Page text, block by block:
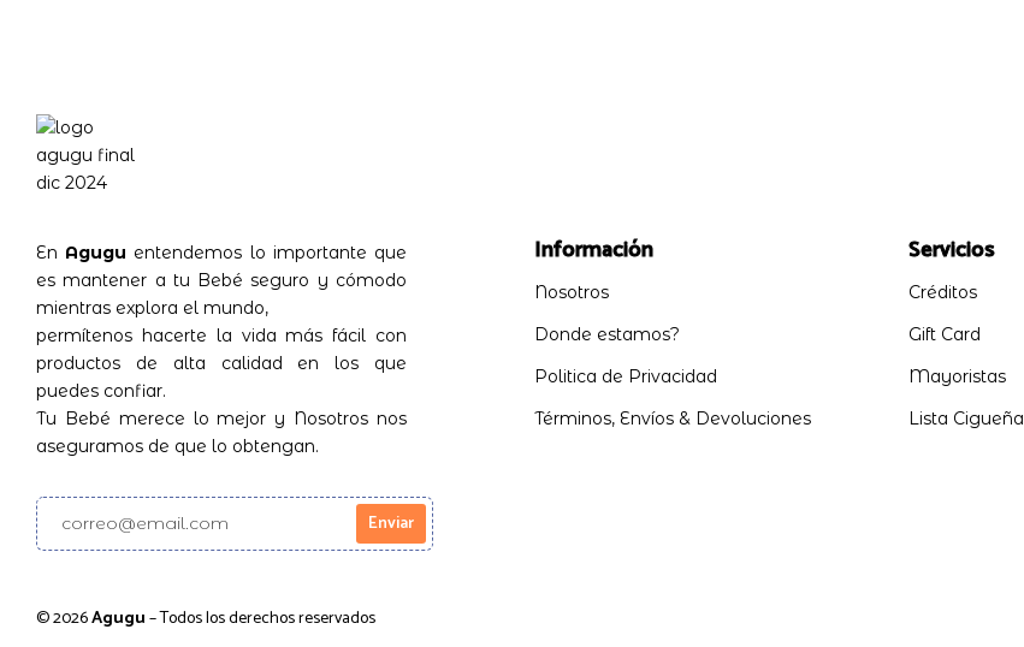
En Agugu entendemos lo importante que
es mantener a tu Bebé seguro y cómodo
mientras explora el mundo,
permítenos hacerte la vida más fácil con
productos de alta calidad en los que
puedes confiar.
Tu Bebé merece lo mejor y Nosotros nos
aseguramos de que lo obtengan.
Información
Nosotros
Donde estamos?
Politica de Privacidad
Términos, Envíos & Devoluciones
Servicios
Créditos
Gift Card
Mayoristas
Lista Cigueña
© 2026Agugu– Todos los derechos reservados